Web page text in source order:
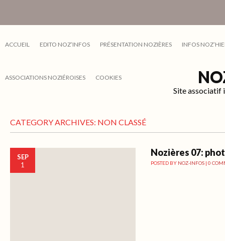
ACCUEIL EDITO NOZ’INFOS PRÉSENTATION NOZIÈRES INFOS
ASSOCIATIONS NOZIÉROISES COOKIES
Site associatif
CATEGORY ARCHIVES: NON CLASSÉ
SEP
1
Nozières 07:
POSTED BY NOZ-INFOS | 0